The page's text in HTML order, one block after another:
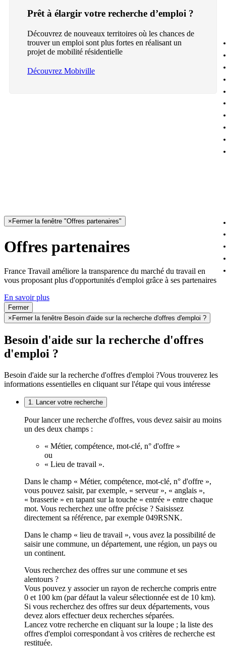
Prêt à élargir votre recherche d’emploi ?
Découvrez de nouveaux territoires où les chances de
trouver un emploi sont plus fortes en réalisant un
projet de mobilité résidentielle
Découvrez Mobiville
× Fermer la fenêtre "Offres partenaires"
Offres partenaires
France Travail améliore la transparence du marché du travail en
vous proposant plus d'opportunités d'emploi grâce à ses partenaires
En savoir plus
Fermer
× Fermer la fenêtre Besoin d'aide sur la recherche d'offres d'emploi ?
Besoin d'aide sur la recherche d'offres
d'emploi ?
Besoin d'aide sur la recherche d'offres d'emploi ?Vous trouverez les
informations essentielles en cliquant sur l'étape qui vous intéresse
1. Lancer votre recherche
Pour lancer une recherche d'offres, vous devez saisir au moins
un des deux champs :
« Métier, compétence, mot-clé, n° d'offre »
ou
« Lieu de travail ».
Dans le champ « Métier, compétence, mot-clé, n° d'offre »,
vous pouvez saisir, par exemple, « serveur », « anglais »,
« brasserie » en tapant sur la touche « entrée » entre chaque
mot. Vous recherchez une offre précise ? Saisissez
directement sa référence, par exemple 049RSNK.
Dans le champ « lieu de travail », vous avez la possibilité de
saisir une commune, un département, une région, un pays ou
un continent.
Vous recherchez des offres sur une commune et ses
alentours ?
Vous pouvez y associer un rayon de recherche compris entre
0 et 100 km (par défaut la valeur sélectionnée est de 10 km).
Si vous recherchez des offres sur deux départements, vous
devez alors effectuer deux recherches séparées.
Lancez votre recherche en cliquant sur la loupe ; la liste des
offres d'emploi correspondant à vos critères de recherche est
restituée.